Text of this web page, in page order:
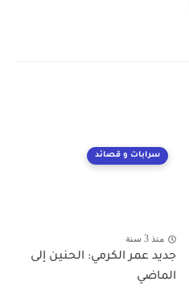
سرابات و قصائد
منذ 3 سنة
جديد عمر الكرمي: الحنين إلى
الماضي